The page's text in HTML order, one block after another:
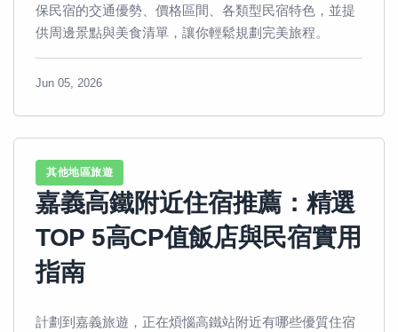
保民宿的交通優勢、價格區間、各類型民宿特色，並提
供周邊景點與美食清單，讓你輕鬆規劃完美旅程。
Jun 05, 2026
其他地區旅遊
嘉義高鐵附近住宿推薦：精選
TOP 5高CP值飯店與民宿實用
指南
計劃到嘉義旅遊，正在煩惱高鐵站附近有哪些優質住宿